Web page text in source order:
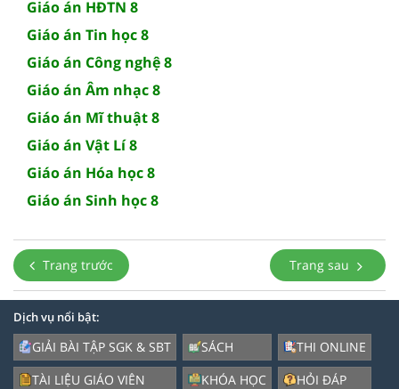
Giáo án HĐTN 8
Giáo án Tin học 8
Giáo án Công nghệ 8
Giáo án Âm nhạc 8
Giáo án Mĩ thuật 8
Giáo án Vật Lí 8
Giáo án Hóa học 8
Giáo án Sinh học 8
Trang trước Trang sau
Dịch vụ nổi bật:
GIẢI BÀI TẬP SGK & SBT
TÀI LIỆU GIÁO VIÊN
SÁCH
KHÓA HỌC
THI ONLINE
HỎI ĐÁP